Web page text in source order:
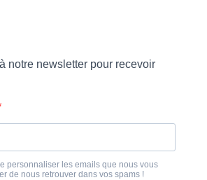
notre newsletter pour recevoir
personnaliser les emails que nous vous
de nous retrouver dans vos spams !